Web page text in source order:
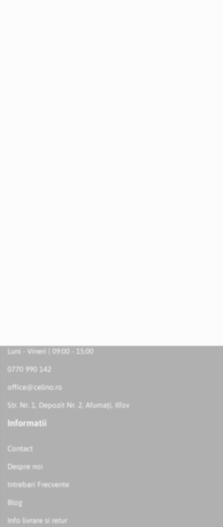
Luni - Vineri | 09:00 - 15:00
0770 990 142
office@celino.ro
Str. Nr. 1, Depozit Nr. 2, Afumați, Ilfov
Informatii
Contact
Despre noi
Intrebari Frecvente
Blog
Info livrare si retur